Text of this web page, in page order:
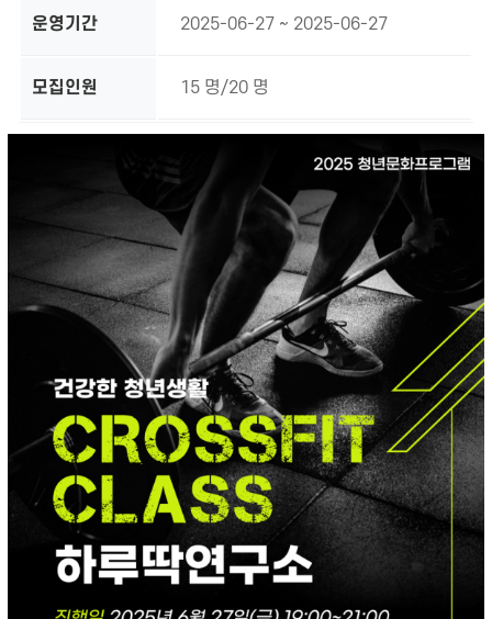
운영기간 2025-06-27 ~ 2025-06-27
모집인원 15 명/20 명